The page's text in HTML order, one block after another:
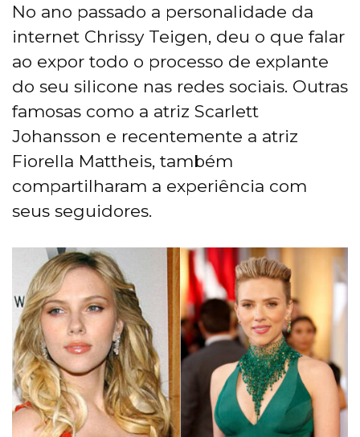
No ano passado a personalidade da
internet Chrissy Teigen, deu o que falar
ao expor todo o processo de explante
do seu silicone nas redes sociais. Outras
famosas como a atriz Scarlett
Johansson e recentemente a atriz
Fiorella Mattheis, também
compartilharam a experiência com
seus seguidores.